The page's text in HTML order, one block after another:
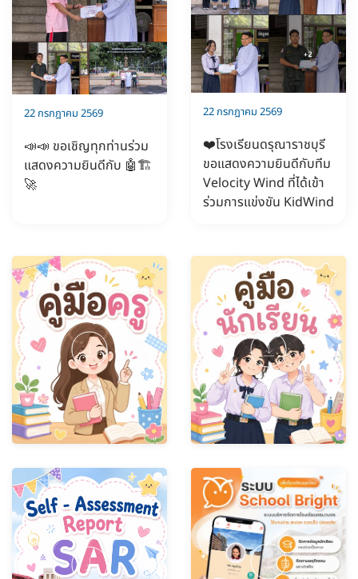
22 กรกฎาคม 2569
📣📣 ขอเชิญทุกท่านร่วม
แสดงความยินดีกับ 🤖🏗️
🚀
22 กรกฎาคม 2569
❤️โรงเรียนดรุณาราชบุรี
ขอแสดงความยินดีกับทีม
Velocity Wind ที่ได้เข้า
ร่วมการแข่งขัน KidWind